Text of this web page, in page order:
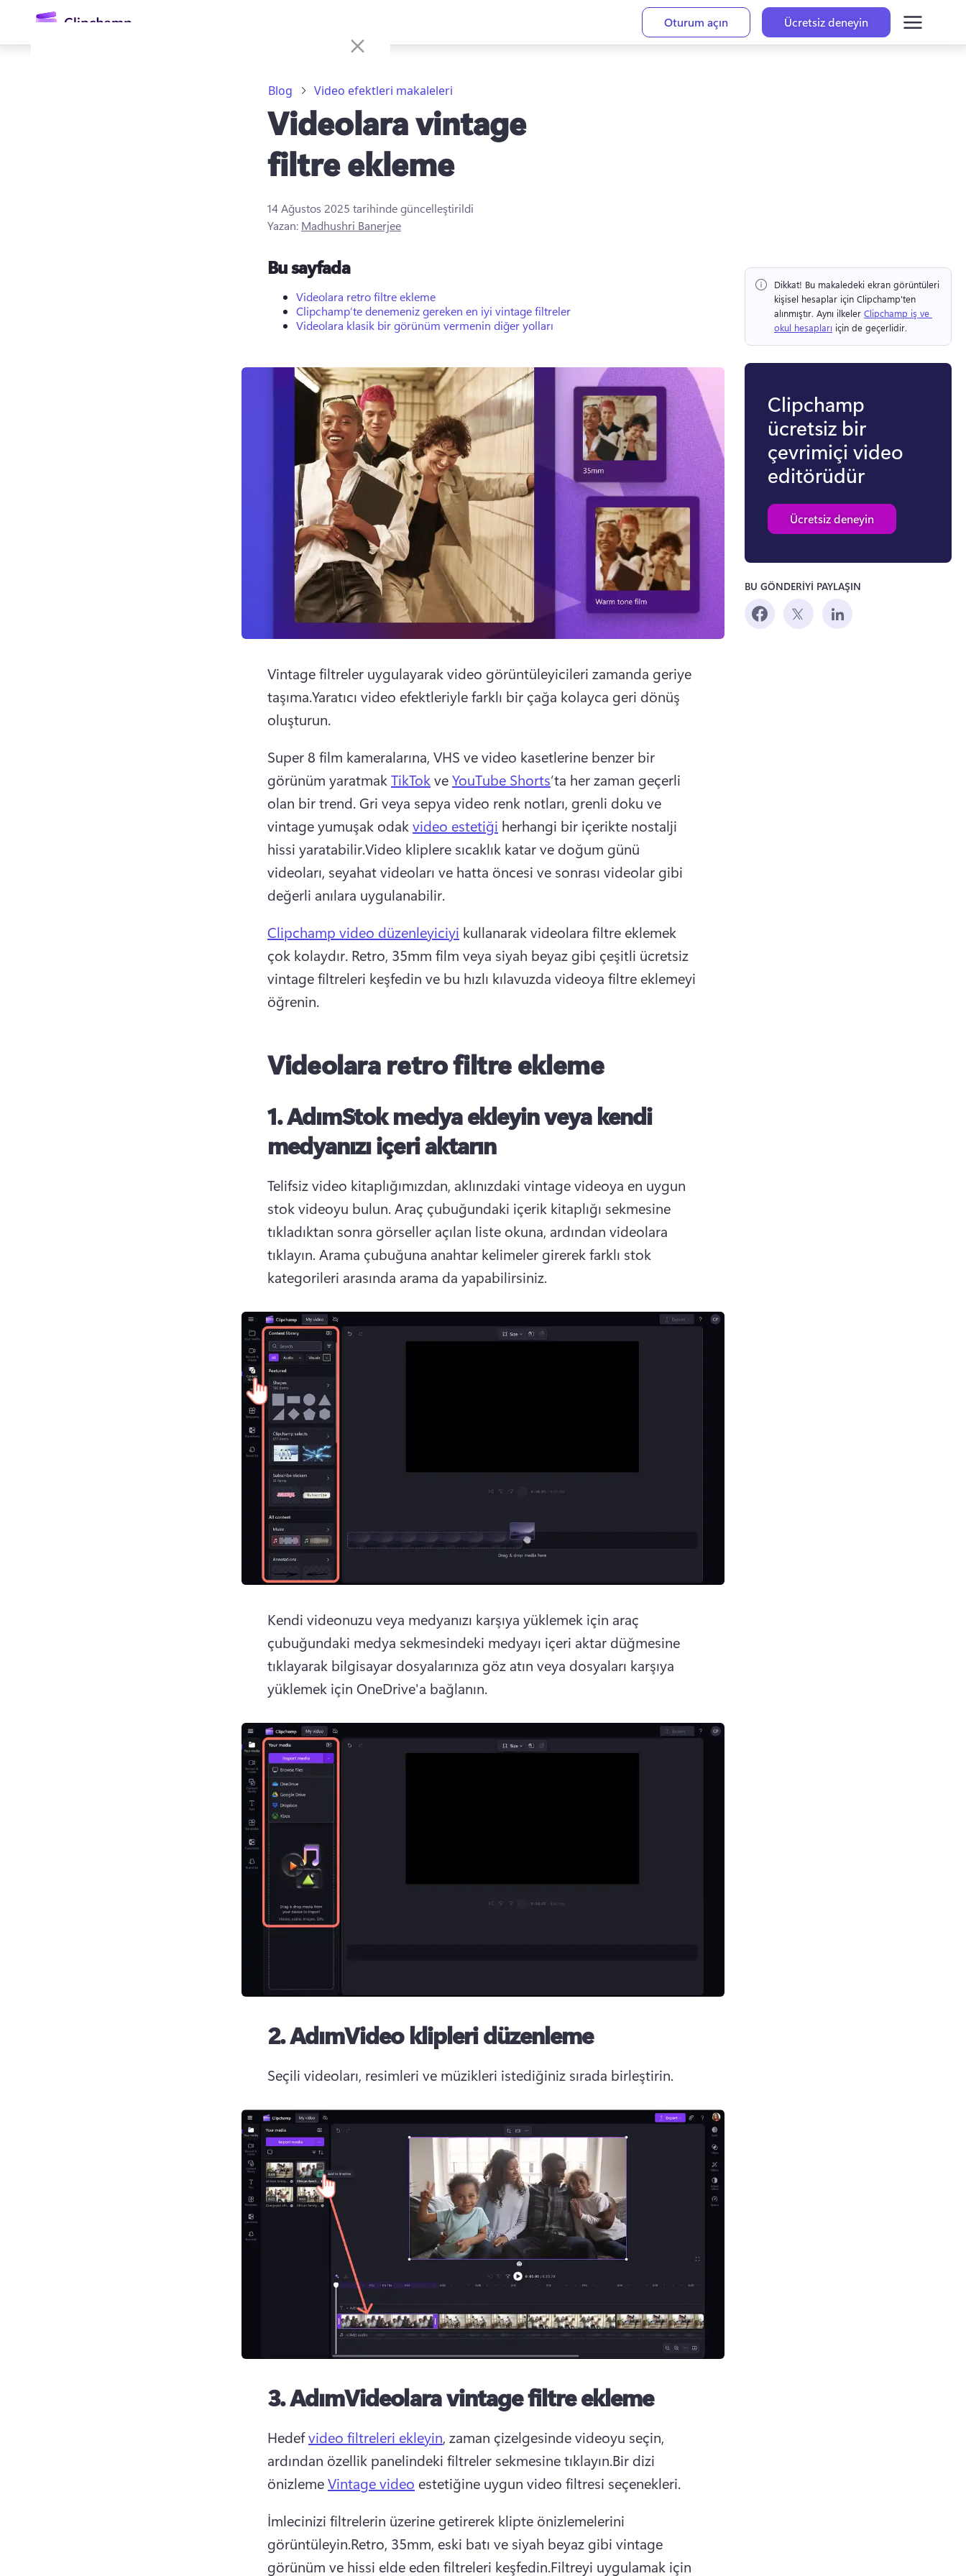
Oturum açın
Ücretsiz deneyin
Blog Video efektleri makaleleri
Videolara vintage
filtre ekleme
14 Ağustos 2025 tarihinde güncelleştirildi
Yazan: Madhushri Banerjee
Bu sayfada
Videolara retro filtre ekleme
Clipchamp’te denemeniz gereken en iyi vintage filtreler
Videolara klasik bir görünüm vermenin diğer yolları
Vintage filtreler uygulayarak video görüntüleyicileri zamanda geriye
taşıma.Yaratıcı video efektleriyle farklı bir çağa kolayca geri dönüş
oluşturun.
Super 8 film kameralarına, VHS ve video kasetlerine benzer bir
görünüm yaratmak TikTok ve YouTube Shorts’ta her zaman geçerli
olan bir trend. Gri veya sepya video renk notları, grenli doku ve
vintage yumuşak odak video estetiği herhangi bir içerikte nostalji
hissi yaratabilir.Video kliplere sıcaklık katar ve doğum günü
videoları, seyahat videoları ve hatta öncesi ve sonrası videolar gibi
değerli anılara uygulanabilir.
Clipchamp video düzenleyiciyi kullanarak videolara filtre eklemek
çok kolaydır. Retro, 35mm film veya siyah beyaz gibi çeşitli ücretsiz
vintage filtreleri keşfedin ve bu hızlı kılavuzda videoya filtre eklemeyi
öğrenin.
Videolara retro filtre ekleme
1. AdımStok medya ekleyin veya kendi
medyanızı içeri aktarın
Telifsiz video kitaplığımızdan, aklınızdaki vintage videoya en uygun
stok videoyu bulun. Araç çubuğundaki içerik kitaplığı sekmesine
tıkladıktan sonra görseller açılan liste okuna, ardından videolara
tıklayın. Arama çubuğuna anahtar kelimeler girerek farklı stok
kategorileri arasında arama da yapabilirsiniz.
Kendi videonuzu veya medyanızı karşıya yüklemek için araç
çubuğundaki medya sekmesindeki medyayı içeri aktar düğmesine
tıklayarak bilgisayar dosyalarınıza göz atın veya dosyaları karşıya
yüklemek için OneDrive'a bağlanın.
2. AdımVideo klipleri düzenleme
Seçili videoları, resimleri ve müzikleri istediğiniz sırada birleştirin.
3. AdımVideolara vintage filtre ekleme
Hedef video filtreleri ekleyin, zaman çizelgesinde videoyu seçin,
ardından özellik panelindeki filtreler sekmesine tıklayın.Bir dizi
önizleme Vintage video estetiğine uygun video filtresi seçenekleri.
İmlecinizi filtrelerin üzerine getirerek klipte önizlemelerini
görüntüleyin.Retro, 35mm, eski batı ve siyah beyaz gibi vintage
görünüm ve hissi elde eden filtreleri keşfedin.Filtreyi uygulamak için
Dikkat! Bu makaledeki ekran görüntüleri
kişisel hesaplar için Clipchamp'ten
alınmıştır. Aynı ilkeler Clipchamp iş ve
okul hesapları için de geçerlidir.
Clipchamp
ücretsiz bir
çevrimiçi video
editörüdür
Ücretsiz deneyin
BU GÖNDERİYİ PAYLAŞIN